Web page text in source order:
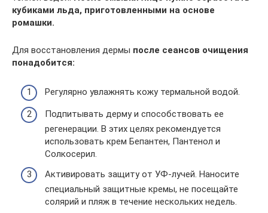
кубиками льда, приготовленными на основе
ромашки.
Для восстановления дермы после сеансов очищения
понадобится:
Регулярно увлажнять кожу термальной водой.
Подпитывать дерму и способствовать ее
регенерации. В этих целях рекомендуется
использовать крем Бепантен, Пантенол и
Солкосерил.
Активировать защиту от УФ-лучей. Наносите
специальный защитные кремы, не посещайте
солярий и пляж в течение нескольких недель.